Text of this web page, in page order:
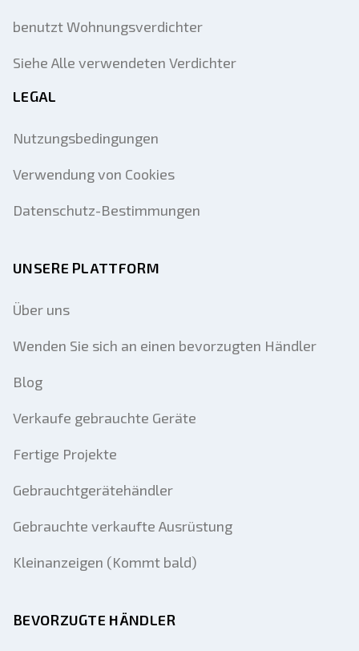
benutzt Wohnungsverdichter
Siehe Alle verwendeten Verdichter
LEGAL
Nutzungsbedingungen
Verwendung von Cookies
Datenschutz-Bestimmungen
UNSERE PLATTFORM
Über uns
Wenden Sie sich an einen bevorzugten Händler
Blog
Verkaufe gebrauchte Geräte
Fertige Projekte
Gebrauchtgerätehändler
Gebrauchte verkaufte Ausrüstung
Kleinanzeigen (Kommt bald)
BEVORZUGTE HÄNDLER